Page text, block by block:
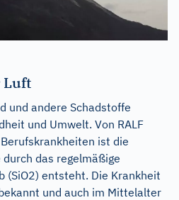
Luft
und andere Schadstoffe
und Umwelt. Von RALF
ist die
das regelmäßige
(SiO2) entsteht. Die Krankheit
und auch im Mittelalter